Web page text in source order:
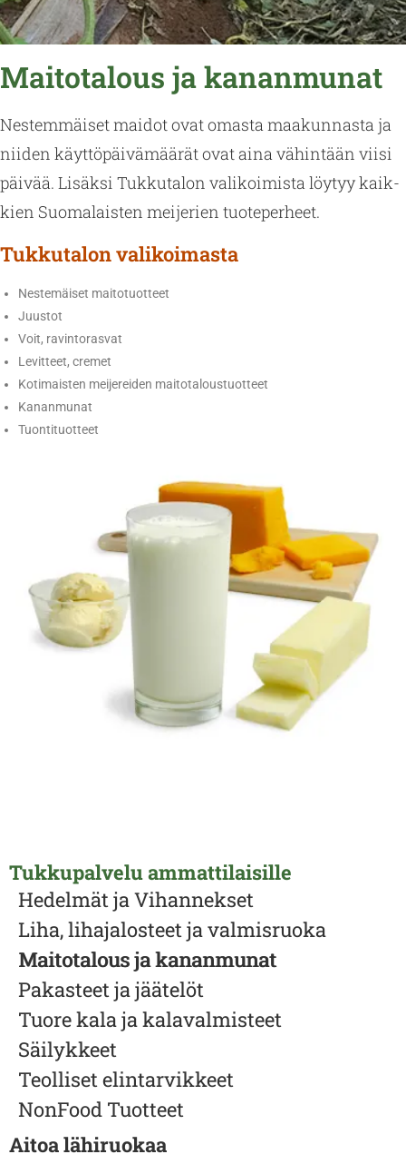
Tukkupalvelu ammattilaisille
Hedelmät ja Vihannekset
Liha, lihajalosteet ja valmisruoka
Maitotalous ja kananmunat
Pakasteet ja jäätelöt
Tuore kala ja kalavalmisteet
Säilykkeet
Teolliset elintarvikkeet
NonFood Tuotteet
Aitoa lähiruokaa
Maitotalous ja kananmunat
Nes­tem­mäi­set mai­dot ovat omas­ta maa­kun­nas­ta ja
nii­den käyt­tö­päi­vä­mää­rät ovat aina vä­hin­tään viisi
päi­vää. Li­säk­si Tuk­ku­ta­lon va­li­koi­mis­ta löy­tyy kaik­
kien Suo­ma­lais­ten mei­je­rien tuo­te­per­heet.
Tukkutalon valikoimasta
Nestemäiset maitotuotteet
Juustot
Voit, ravintorasvat
Levitteet, cremet
Kotimaisten meijereiden maitotaloustuotteet
Kananmunat
Tuontituotteet